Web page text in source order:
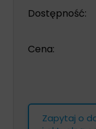
Dostępność:
Cena:
Zapytaj o